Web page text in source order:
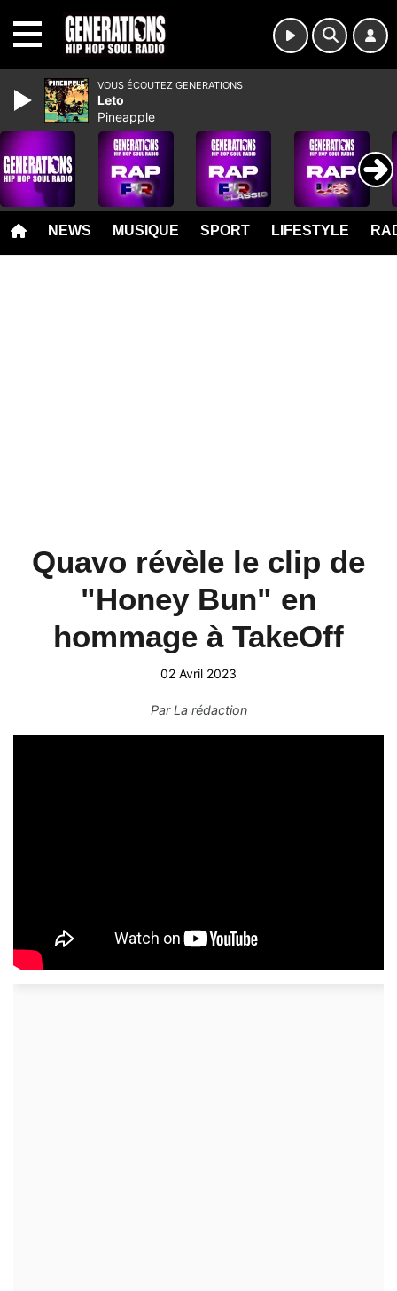
NEWS MUSIQUE SPORT LIFESTYLE
Quavo révèle le clip de
"Honey Bun" en
hommage à TakeOff
02 Avril 2023
ParLa rédaction
VOUS ÉCOUTEZ GENERATIONS
Leto
Pineapple